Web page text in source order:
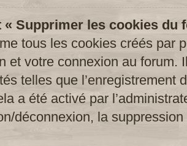
« Supprimer les cookies du
tous les cookies créés par
et votre connexion au forum.
telles que l’enregistrement
a été activé par
déconnexion, la